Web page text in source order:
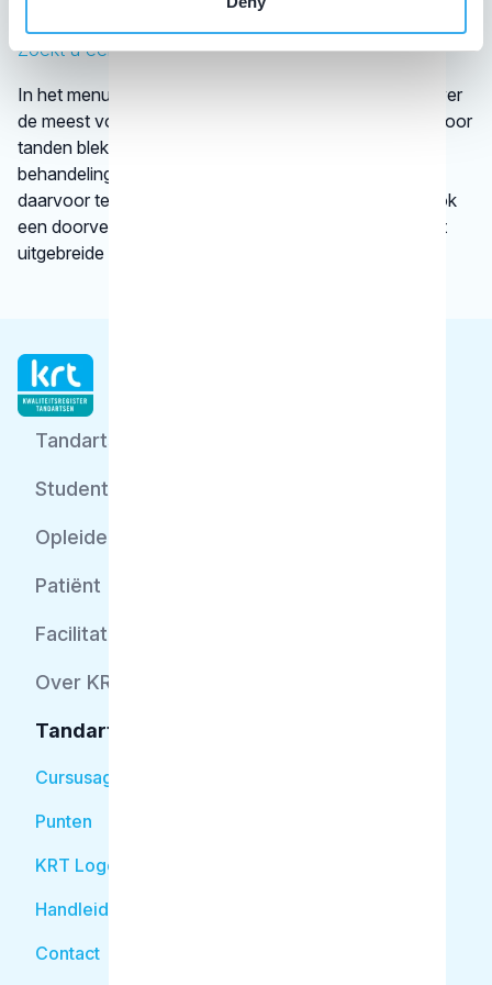
minder bekend is, verwijst het KRT door.
Zoekt u een specifieke behandeling?
In het menu onder
vindt u informatie over
de meest voorkomende behandelingen, bijvoorbeeld voor
tanden bleken. We vertellen kort en krachtig wat een
behandeling inhoudt en bij welke gebitsspecialist u
daarvoor terecht kunt. Per type behandeling vindt u ook
een doorverwijzing naar een betrouwbare website met
uitgebreide informatie.
Tandarts
Student
Opleider
Patiënt
Facilitator
Over KRT
Tandarts
Cursusagenda
Punten
KRT Logo
Handleiding Tandarts
Contact